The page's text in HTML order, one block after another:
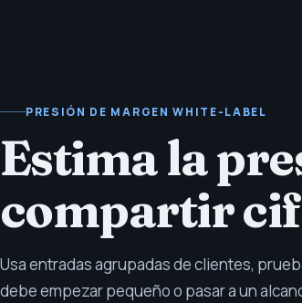
PRESIÓN DE MARGEN WHITE-LABEL
Estima la
compartir
Usa entradas agrupadas de clientes,
debe empezar pequeño o pasar a un